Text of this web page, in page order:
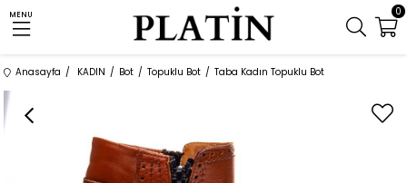
MENU 0
Anasayfa KADIN Bot Topuklu Bot Taba Kadın Topuklu Bot